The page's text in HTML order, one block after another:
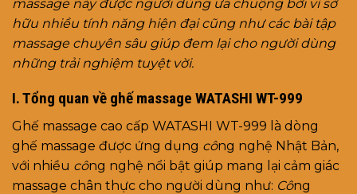
massage này được người dùng ưa chuộng bởi vì sở
hữu nhiều tính năng hiện đại cũng như các bài tập
massage chuyên sâu giúp đem lại cho người dùng
những trải nghiệm tuyệt vời.
I. Tổng quan về ghế massage WATASHI WT-999
Ghế massage cao cấp WATASHI WT-999 là dòng
ghế massage được ứng dụng công nghệ Nhật Bản,
với nhiều công nghệ nổi bật giúp mang lại cảm giác
massage chân thực cho người dùng như: Công